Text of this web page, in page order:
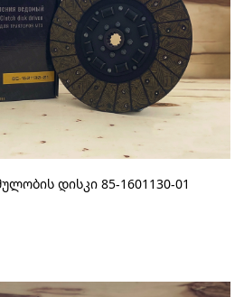
დისკი 85-1601130-01